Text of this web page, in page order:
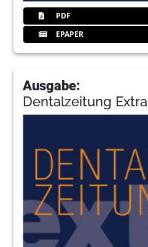
PDF
EPAPER
Ausgabe:
Dentalzeitung Extra